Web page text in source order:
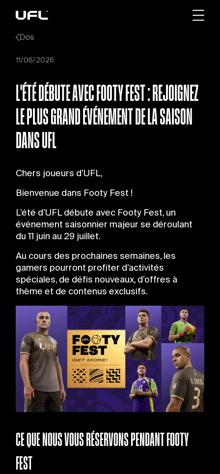
Dos
11/06/2026
L'ÉTÉ DÉBUTE AVEC FOOTY FEST : REJOIGNEZ
LE PLUS GRAND ÉVÉNEMENT DE LA SAISON
DANS UFL
Chers joueurs d’UFL,
Bienvenue dans Footy Fest !
L’été d’UFL débute avec Footy Fest, un
événement saisonnier majeur se déroulant
du 11 juin au 29 juillet.
Au cours des prochaines semaines, les
gamers pourront profiter d’activités
spéciales, de défis nouveaux, d’offres à
thème et de contenus exclusifs.
CE QUE NOUS VOUS RÉSERVONS PENDANT FOOTY
FEST